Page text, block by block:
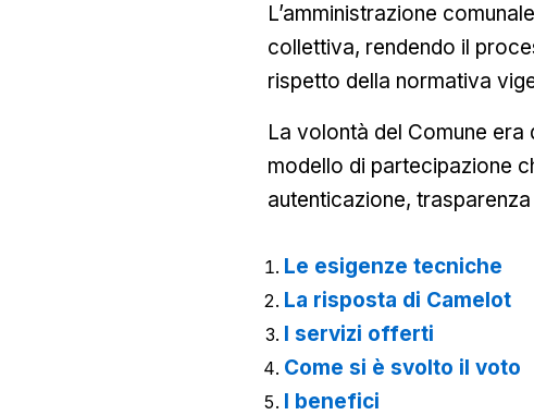
L’amministrazione
collettiva, rendendo il
rispetto della normativa
La volontà del Comune era
modello di partecipazione
autenticazione,
Le esigenze tecniche
La risposta di Camelot
I servizi offerti
Come si è svolto il voto
I benefici